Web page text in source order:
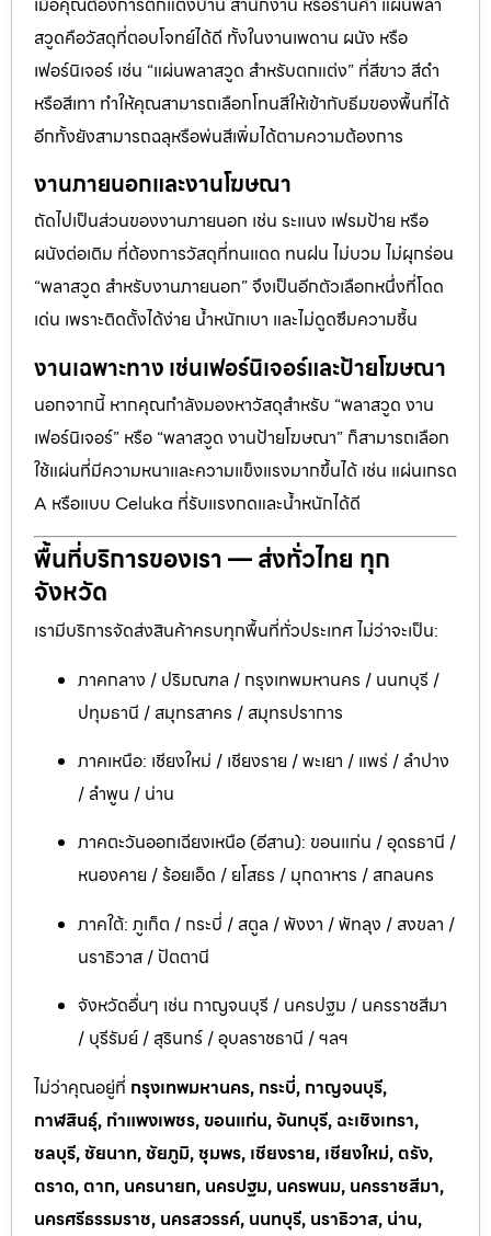
สวูดคือวัสดุที่ตอบโจทย์ได้ดี ทั้งในงานเพดาน ผนัง หรือ
เฟอร์นิเจอร์ เช่น “แผ่นพลาสวูด สำหรับตกแต่ง” ที่สีขาว สีดำ
หรือสีเทา ทำให้คุณสามารถเลือกโทนสีให้เข้ากับธีมของพื้นที่ได้
อีกทั้งยังสามารถฉลุหรือพ่นสีเพิ่มได้ตามความต้องการ
งานภายนอกและงานโฆษณา
ถัดไปเป็นส่วนของงานภายนอก เช่น ระแนง เฟรมป้าย หรือ
ผนังต่อเติม ที่ต้องการวัสดุที่ทนแดด ทนฝน ไม่บวม ไม่ผุกร่อน
“พลาสวูด สำหรับงานภายนอก” จึงเป็นอีกตัวเลือกหนึ่งที่โดด
เด่น เพราะติดตั้งได้ง่าย น้ำหนักเบา และไม่ดูดซึมความชื้น
งานเฉพาะทาง เช่นเฟอร์นิเจอร์และป้ายโฆษณา
นอกจากนี้ หากคุณกำลังมองหาวัสดุสำหรับ “พลาสวูด งาน
เฟอร์นิเจอร์” หรือ “พลาสวูด งานป้ายโฆษณา” ก็สามารถเลือก
ใช้แผ่นที่มีความหนาและความแข็งแรงมากขึ้นได้ เช่น แผ่นเกรด
A หรือแบบ Celuka ที่รับแรงกดและน้ำหนักได้ดี
พื้นที่บริการของเรา — ส่งทั่วไทย ทุก
จังหวัด
เรามีบริการจัดส่งสินค้าครบทุกพื้นที่ทั่วประเทศ ไม่ว่าจะเป็น:
ภาคกลาง / ปริมณฑล / กรุงเทพมหานคร / นนทบุรี /
ปทุมธานี / สมุทรสาคร / สมุทรปราการ
ภาคเหนือ: เชียงใหม่ / เชียงราย / พะเยา / แพร่ / ลำปาง
/ ลำพูน / น่าน
ภาคตะวันออกเฉียงเหนือ (อีสาน): ขอนแก่น / อุดรธานี /
หนองคาย / ร้อยเอ็ด / ยโสธร / มุกดาหาร / สกลนคร
ภาคใต้: ภูเก็ต / กระบี่ / สตูล / พังงา / พัทลุง / สงขลา /
นราธิวาส / ปัตตานี
จังหวัดอื่นๆ เช่น กาญจนบุรี / นครปฐม / นครราชสีมา
/ บุรีรัมย์ / สุรินทร์ / อุบลราชธานี / ฯลฯ
ไม่ว่าคุณอยู่ที่ กรุงเทพมหานคร, กระบี่, กาญจนบุรี,
กาฬสินธุ์, กำแพงเพชร, ขอนแก่น, จันทบุรี, ฉะเชิงเทรา,
ชลบุรี, ชัยนาท, ชัยภูมิ, ชุมพร, เชียงราย, เชียงใหม่, ตรัง,
ตราด, ตาก, นครนายก, นครปฐม, นครพนม, นครราชสีมา,
นครศรีธรรมราช, นครสวรรค์, นนทบุรี, นราธิวาส, น่าน,